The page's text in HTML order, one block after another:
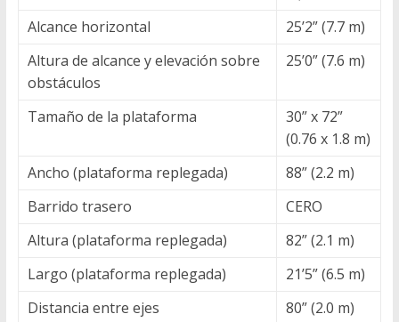
Alcance horizontal
25’2” (7.7 m)
Altura de alcance y elevación sobre
obstáculos
25’0” (7.6 m)
Tamaño de la plataforma
30” x 72”
(0.76 x 1.8 m)
Ancho (plataforma replegada)
88” (2.2 m)
Barrido trasero
CERO
Altura (plataforma replegada)
82” (2.1 m)
Largo (plataforma replegada)
21’5” (6.5 m)
Distancia entre ejes
80” (2.0 m)